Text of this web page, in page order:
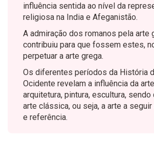
influência sentida ao nível da
religiosa na India e Afeganistão.
A admiração dos romanos pela arte
contribuiu para que fossem estes,
perpetuar a arte grega.
Os diferentes períodos da História
Ocidente revelam a influência da
arquitetura, pintura, escultura,
arte clássica, ou seja, a arte a
e referência.